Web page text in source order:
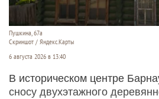
Пушкина, 67а
Скриншот / Яндекс.Карты
6 августа 2026 в 13:40
В историческом центре
сносу двухэтажного